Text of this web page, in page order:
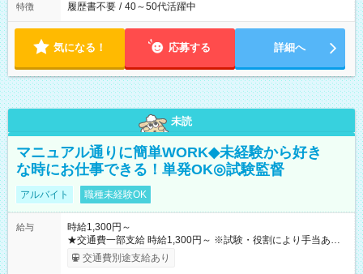
特徴 履歴書不要 / 40～50代活躍中
気になる！ 応募する 詳細へ
未読
マニュアル通りに簡単WORK◆未経験から好き
な時にお仕事できる！単発OK◎試験監督
アルバイト 職種未経験OK
給与
時給1,300円～
★交通費一部支給 時給1,300円～ ※試験・役割により手当あり
※勤務回数により昇給あり 【即給（前払い）オプションあ
り！】 希望される場合、勤務から1週間ほどで給与の一部を受け
交通費別途支給あり